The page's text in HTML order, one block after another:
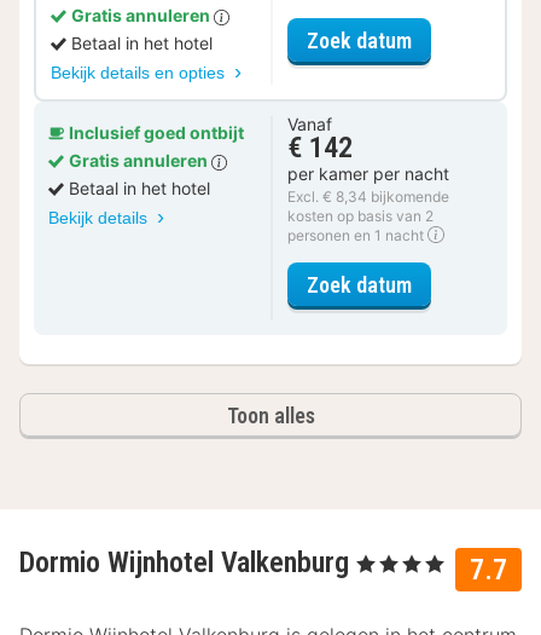
Gratis annuleren
Betaal in het hotel
Bekijk details en opties
Zoek datumvoor
Inclusief goed ontbijt
Gratis annuleren
Betaal in het hotel
Bekijk details
Vanaf
€ 142
per kamer per nacht
Excl. € 8,34 bijkomende
kosten op basis van 2
personen en 1 nacht
Zoek datumvoor Comfort
Toon alles
7.7
Dormio Wijnhotel Valkenburg , 4 Sterren